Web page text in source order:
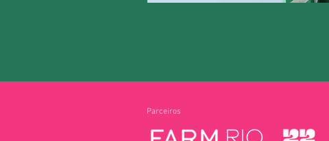
Parceiros